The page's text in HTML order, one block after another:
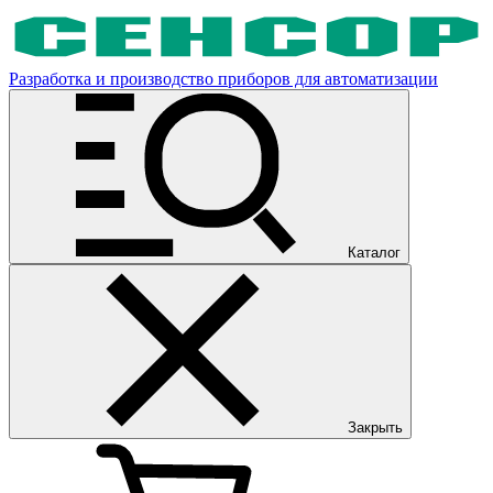
Разработка и производство приборов для автоматизации
Каталог
Закрыть